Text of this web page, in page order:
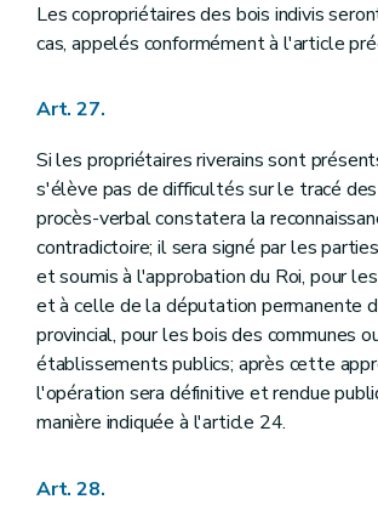
Les copropriétaires des bois indivis
cas, appelés conformément à l'article
Art. 27.
Si les propriétaires riverains sont
s'élève pas de difficultés sur le tracé
procès-verbal constatera la
contradictoire; il sera signé par les
et soumis à l'approbation du Roi, pour
et à celle de la députation permanente
provincial, pour les bois des communes
établissements publics; après cette
l'opération sera définitive et rendue
manière indiquée à l'article 24.
Art. 28.